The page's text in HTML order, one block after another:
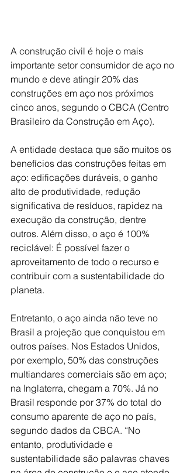
A construção civil é hoje o mais
importante setor consumidor de aço no
mundo e deve atingir 20% das
construções em aço nos próximos
cinco anos, segundo o CBCA (Centro
Brasileiro da Construção em Aço).
A entidade destaca que são muitos os
benefícios das construções feitas em
aço: edificações duráveis, o ganho
alto de produtividade, redução
significativa de resíduos, rapidez na
execução da construção, dentre
outros. Além disso, o aço é 100%
reciclável: É possível fazer o
aproveitamento de todo o recurso e
contribuir com a sustentabilidade do
planeta.
Entretanto, o aço ainda não teve no
Brasil a projeção que conquistou em
outros países. Nos Estados Unidos,
por exemplo, 50% das construções
multiandares comerciais são em aço;
na Inglaterra, chegam a 70%. Já no
Brasil responde por 37% do total do
consumo aparente de aço no país,
segundo dados da CBCA. “No
entanto, produtividade e
sustentabilidade são palavras chaves